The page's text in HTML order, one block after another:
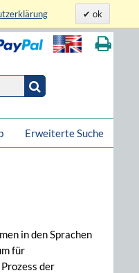
ok
Erweiterte Suche
in den Sprachen
für
der